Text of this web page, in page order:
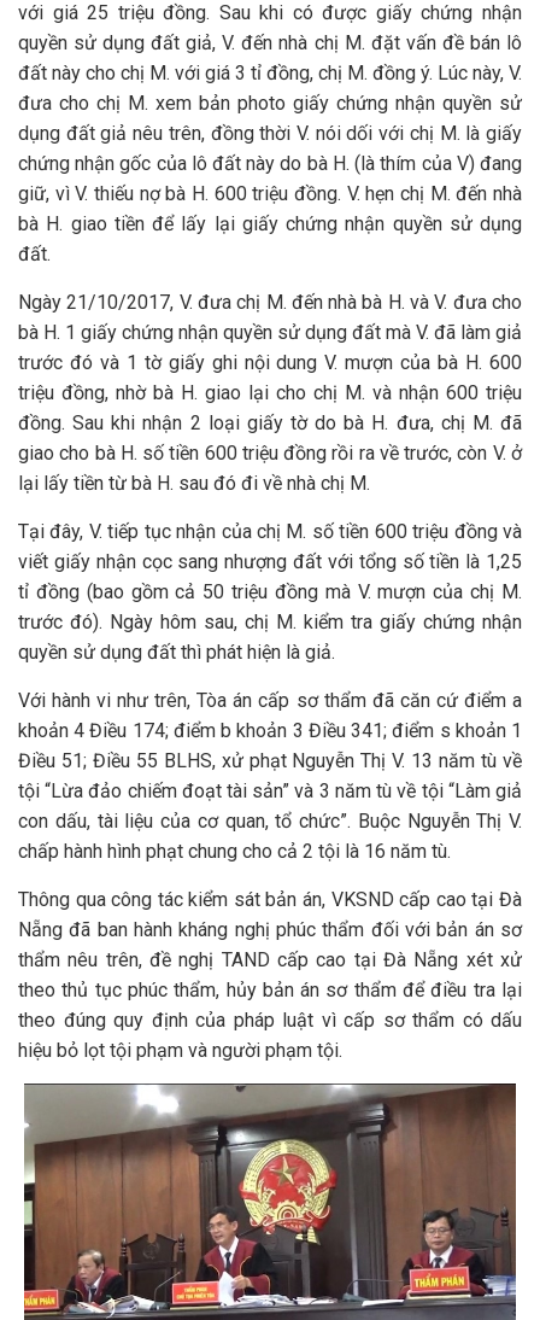
với giá 25 triệu đồng. Sau khi có được giấy chứng nhận
quyền sử dụng đất giả, V. đến nhà chị M. đặt vấn đề bán lô
đất này cho chị M. với giá 3 tỉ đồng, chị M. đồng ý. Lúc này, V.
đưa cho chị M. xem bản photo giấy chứng nhận quyền sử
dụng đất giả nêu trên, đồng thời V. nói dối với chị M. là giấy
chứng nhận gốc của lô đất này do bà H. (là thím của V) đang
giữ, vì V. thiếu nợ bà H. 600 triệu đồng. V. hẹn chị M. đến nhà
bà H. giao tiền để lấy lại giấy chứng nhận quyền sử dụng
đất.
Ngày 21/10/2017, V. đưa chị M. đến nhà bà H. và V. đưa cho
bà H. 1 giấy chứng nhận quyền sử dụng đất mà V. đã làm giả
trước đó và 1 tờ giấy ghi nội dung V. mượn của bà H. 600
triệu đồng, nhờ bà H. giao lại cho chị M. và nhận 600 triệu
đồng. Sau khi nhận 2 loại giấy tờ do bà H. đưa, chị M. đã
giao cho bà H. số tiền 600 triệu đồng rồi ra về trước, còn V. ở
lại lấy tiền từ bà H. sau đó đi về nhà chị M.
Tại đây, V. tiếp tục nhận của chị M. số tiền 600 triệu đồng và
viết giấy nhận cọc sang nhượng đất với tổng số tiền là 1,25
tỉ đồng (bao gồm cả 50 triệu đồng mà V. mượn của chị M.
trước đó). Ngày hôm sau, chị M. kiểm tra giấy chứng nhận
quyền sử dụng đất thì phát hiện là giả.
Với hành vi như trên, Tòa án cấp sơ thẩm đã căn cứ điểm a
khoản 4 Điều 174; điểm b khoản 3 Điều 341; điểm s khoản 1
Điều 51; Điều 55 BLHS, xử phạt Nguyễn Thị V. 13 năm tù về
tội “Lừa đảo chiếm đoạt tài sản” và 3 năm tù về tội “Làm giả
con dấu, tài liệu của cơ quan, tổ chức”. Buộc Nguyễn Thị V.
chấp hành hình phạt chung cho cả 2 tội là 16 năm tù.
Thông qua công tác kiểm sát bản án, VKSND cấp cao tại Đà
Nẵng đã ban hành kháng nghị phúc thẩm đối với bản án sơ
thẩm nêu trên, đề nghị TAND cấp cao tại Đà Nẵng xét xử
theo thủ tục phúc thẩm, hủy bản án sơ thẩm để điều tra lại
theo đúng quy định của pháp luật vì cấp sơ thẩm có dấu
hiệu bỏ lọt tội phạm và người phạm tội.